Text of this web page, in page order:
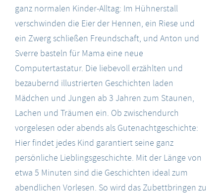
ganz normalen Kinder-Alltag: Im Hühnerstall
verschwinden die Eier der Hennen, ein Riese und
ein Zwerg schließen Freundschaft, und Anton und
Sverre basteln für Mama eine neue
Computertastatur. Die liebevoll erzählten und
bezaubernd illustrierten Geschichten laden
Mädchen und Jungen ab 3 Jahren zum Staunen,
Lachen und Träumen ein. Ob zwischendurch
vorgelesen oder abends als Gutenachtgeschichte:
Hier findet jedes Kind garantiert seine ganz
persönliche Lieblingsgeschichte. Mit der Länge von
etwa 5 Minuten sind die Geschichten ideal zum
abendlichen Vorlesen. So wird das Zubettbringen zu